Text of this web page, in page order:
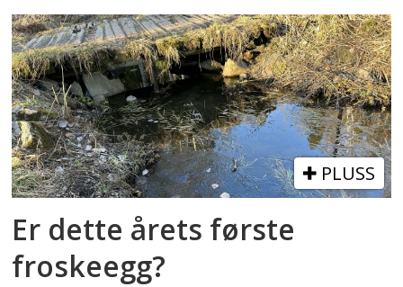
PLUSS
Er dette årets første
froskeegg?